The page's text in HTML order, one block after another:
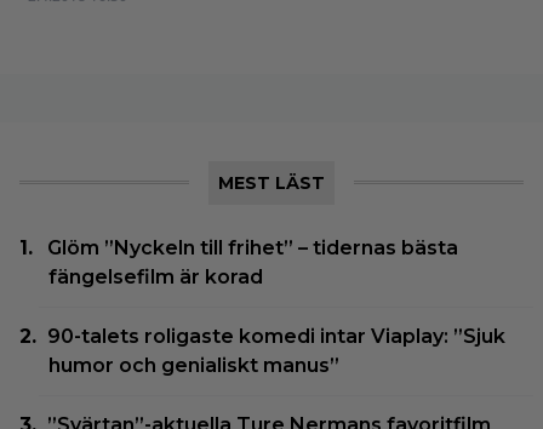
MEST LÄST
Glöm ”Nyckeln till frihet” – tidernas bästa
fängelsefilm är korad
90-talets roligaste komedi intar Viaplay: ”Sjuk
humor och genialiskt manus”